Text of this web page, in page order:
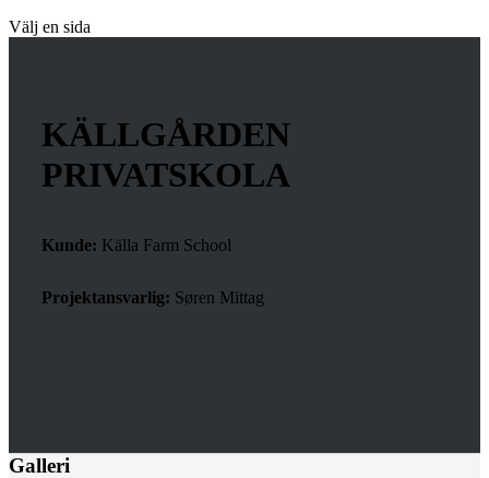
Välj en sida
KÄLLGÅRDEN
PRIVATSKOLA
Kunde: Källa Farm School
Projektansvarlig: Søren Mittag
Galleri